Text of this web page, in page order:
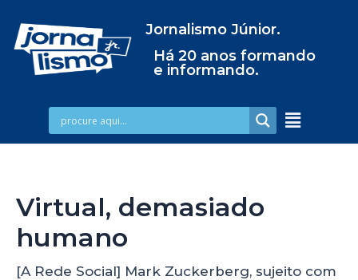
Jornalismo Júnior.
Há 20 anos formando
e informando.
Virtual, demasiado
humano
[A Rede Social] Mark Zuckerberg, sujeito com